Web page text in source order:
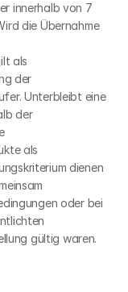
innerhalb von 7
die Übernahme
als
der
Unterbleibt eine
der
als
dienen
oder bei
gültig waren.